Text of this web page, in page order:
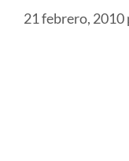
21 febrero, 2010